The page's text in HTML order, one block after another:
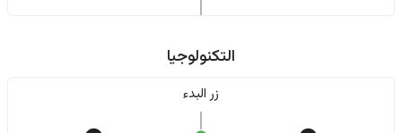
التكنولوجيا
زر البدء